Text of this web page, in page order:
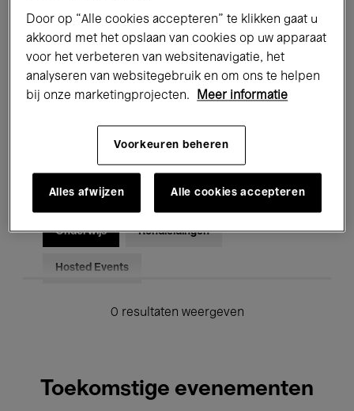
Tentoonstellingen Films
Performances Lezingen & Debatten
Jazz Klassieke Muziek Global Music
Voor iedereen Kids’ Palace
Onderwijs Rondleidingen
Hosted Events
0 resultaten weergeven
Toekomstige evenementen
Door op “Alle cookies accepteren” te klikken gaat u
akkoord met het opslaan van cookies op uw apparaat
voor het verbeteren van websitenavigatie, het
analyseren van websitegebruik en om ons te helpen
bij onze marketingprojecten.
Meer informatie
Voorkeuren beheren
Alles afwijzen Alle cookies accepteren